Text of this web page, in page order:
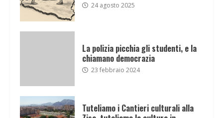
24 agosto 2025
La polizia picchia gli studenti, e la
chiamano democrazia
23 febbraio 2024
Tuteliamo i Cantieri culturali alla